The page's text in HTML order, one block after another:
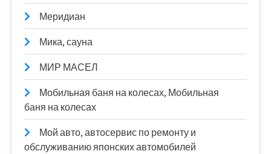
Меридиан
Мика, сауна
МИР МАСЕЛ
Мобильная баня на колесах, Мобильная
баня на колесах
Мой авто, автосервис по ремонту и
обслуживанию японских автомобилей